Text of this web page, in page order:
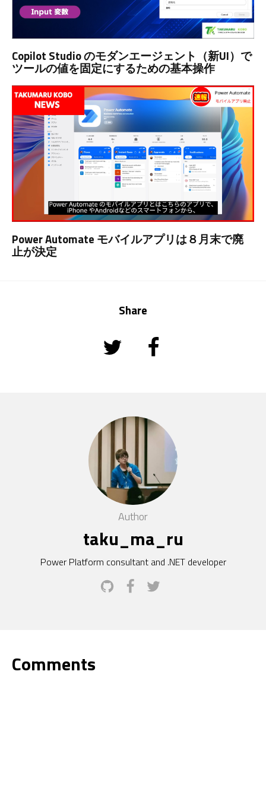
Copilot Studio のモダンエージェント（新UI）で
ツールの値を固定にするための基本操作
Power Automate モバイルアプリは８月末で廃
止が決定
Share
Author
taku_ma_ru
Power Platform consultant and .NET developer
Comments